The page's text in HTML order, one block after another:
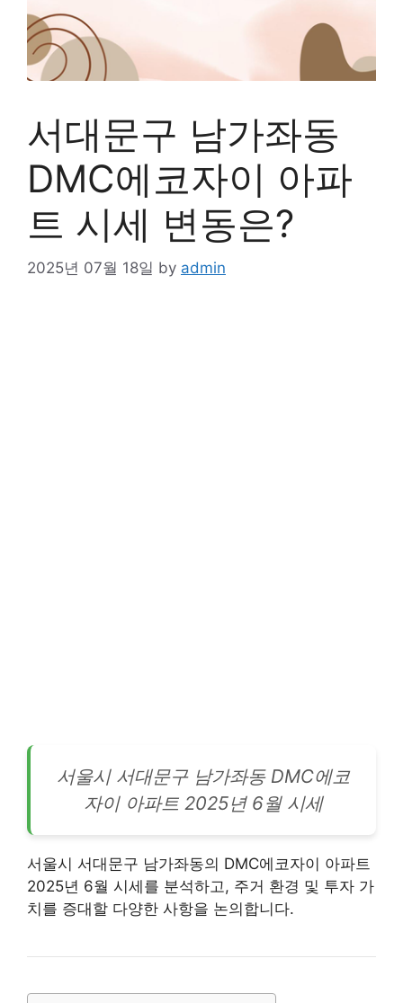
서대문구 남가좌동
DMC에코자이 아파
트 시세 변동은?
2025년 07월 18일 by admin
서울시 서대문구 남가좌동 DMC에코
자이 아파트 2025년 6월 시세
서울시 서대문구 남가좌동의 DMC에코자이 아파트
2025년 6월 시세를 분석하고, 주거 환경 및 투자 가
치를 증대할 다양한 사항을 논의합니다.